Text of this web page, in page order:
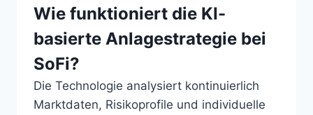
Wie funktioniert die KI-
basierte Anlagestrategie bei
SoFi?
Die Technologie analysiert kontinuierlich
Marktdaten, Risikoprofile und individuelle